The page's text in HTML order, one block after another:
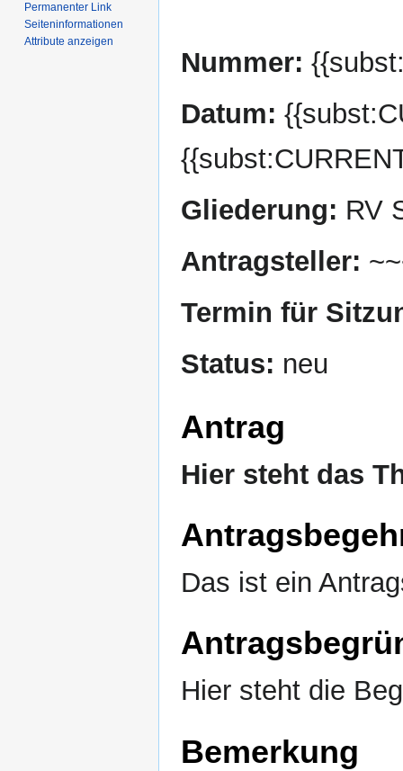
Nummer:
Datum:
Gliederung: RV
Antragsteller:
Termin für
Status: neu
Antrag
Hier steht das
Das ist ein
Hier steht die
Bemerkung
Permanenter Link
Seiten­­informationen
Attribute anzeigen